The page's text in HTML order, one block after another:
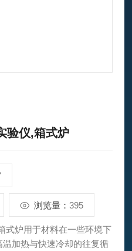
验仪,箱式炉
浏览量：395
式炉用于材料在一些环境下
加热与快速冷却的往复循